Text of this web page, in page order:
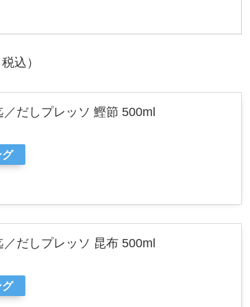
込）
だしプレッソ 鰹節 500ml
だしプレッソ 昆布 500ml